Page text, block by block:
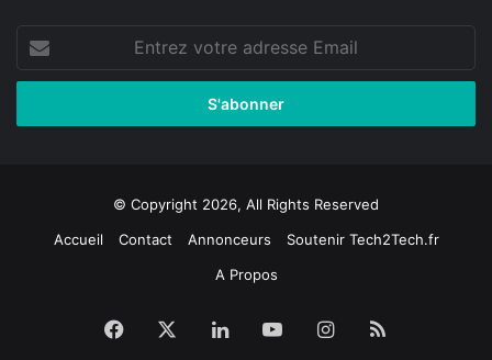
Entrez
votre
adresse
© Copyright 2026, All Rights Reserved
Accueil
Contact Annonceurs
Soutenir Tech2Tech.fr
A Propos
Facebook LinkedinYouTubeInstagram